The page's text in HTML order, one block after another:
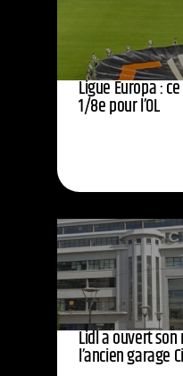
Ligue Europa :
1/8e pour l’OL
Lidl a ouvert son
l’ancien garage